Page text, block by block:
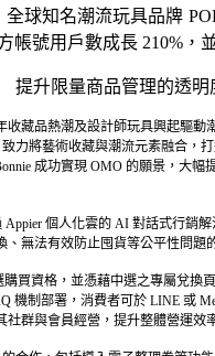
球知名潮流玩具品牌
帳號用戶數成長 210%
提升限量商品管理的透明
藏品熱潮及設計師玩具興起驅動
力將藝術收藏與潮流元素融合，
成功實現 OMO 的願景，大
Appier 個人化雲的 AI 對話式行
無法有效防止囤貨等公平性問
買資格，並憑藉中選之專屬兌
機制部署，消費者可於 LINE 或
群與會員經營，提升整體營運效